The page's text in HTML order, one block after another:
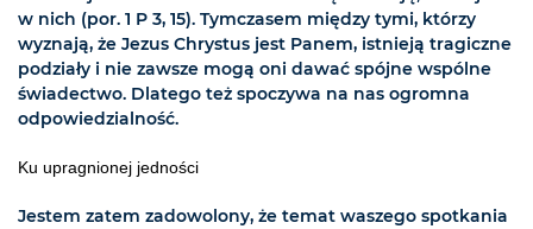
w nich (por. 1 P 3, 15). Tymczasem między tymi, którzy
wyznają, że Jezus Chrystus jest Panem, istnieją tragiczne
podziały i nie zawsze mogą oni dawać spójne wspólne
świadectwo. Dlatego też spoczywa na nas ogromna
odpowiedzialność.
Ku upragnionej jedności
Jestem zatem zadowolony, że temat waszego spotkania